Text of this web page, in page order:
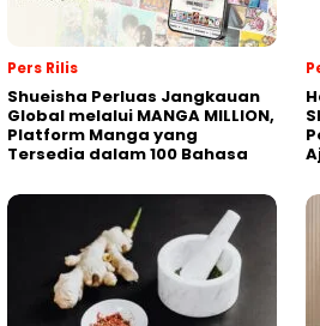
Pers Rilis
Shueisha Perluas Jangkauan
Global melalui MANGA MILLION,
Platform Manga yang
Tersedia dalam 100 Bahasa